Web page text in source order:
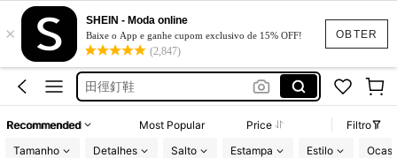
OBTER
×
SHEIN - Moda online
Baixe o App e ganhe cupom exclusivo de 15% OFF!
(2,847)
Vestido De Festa Casamento
Tênis De Corrida
田徑釘鞋
Vestido Feminino
Recommended Most Popular Price
Filtro
Tamanho
Detalhes Salto Estampa Estilo